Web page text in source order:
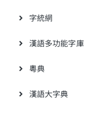
字統網
漢語多功能字庫
粵典
漢語大字典